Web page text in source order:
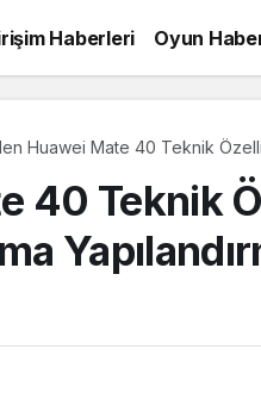
Haberleri Oyun
Huawei Mate 40 Teknik
40 Teknik